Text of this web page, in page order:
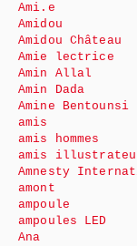
Ami.e
Amidou
Amidou Château
Amie lectrice
Amin Allal
Amin Dada
Amine Bentounsi
amis
amis hommes
amis
Amnesty
amont
ampoule
ampoules LED
Ana